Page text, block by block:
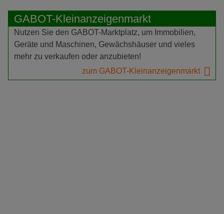
GABOT-Kleinanzeigenmarkt
Nutzen Sie den GABOT-Marktplatz, um Immobilien,
Geräte und Maschinen, Gewächshäuser und vieles
mehr zu verkaufen oder anzubieten!
zum GABOT-Kleinanzeigenmarkt